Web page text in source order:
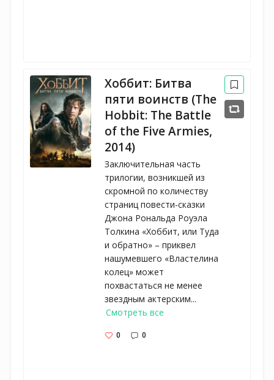
Хоббит: Битва
пяти воинств (The
Hobbit: The Battle
of the Five Armies,
2014)
Заключительная часть
трилогии, возникшей из
скромной по количеству
страниц повести-сказки
Джона Рональда Роуэла
Толкина «Хоббит, или Туда
и обратно» – приквел
нашумевшего «Властелина
колец» может
похвастаться не менее
звездным актерским...
Смотреть все
0 0